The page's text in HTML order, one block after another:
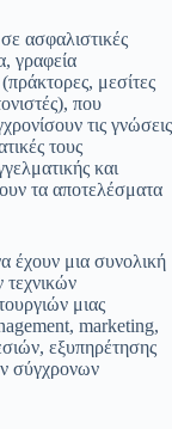
ασφαλιστικές
γραφεία
μεσίτες
που
τις γνώσεις
τους
και
τα αποτελέσματα
έχουν μια συνολική
μιας
marketing,
εξυπηρέτησης
σύγχρονων